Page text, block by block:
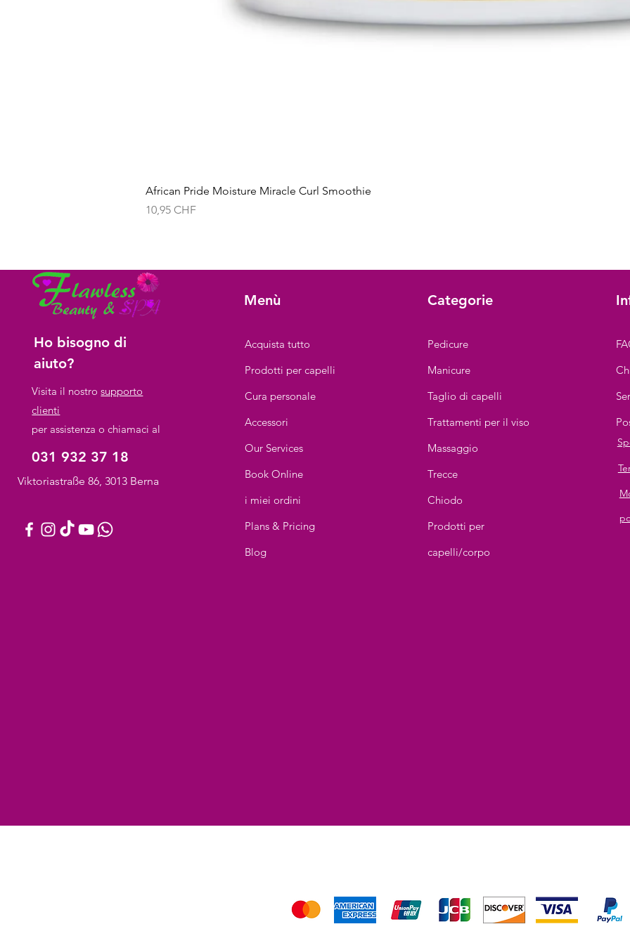
African Pride Moisture Miracle Curl Smoothie
Prezzo
10,95 CHF
Ho bisogno di
aiuto?
Visita il nostrosupporto
clienti
per assistenza o chiamaci al
031 932 37 18
Viktoriastraße 86, 3013 Berna
Menù
Acquista tutto
Prodotti per capelli
Cura personale
Accessori
Our Services
Book Online
i miei ordini
Plans & Pricing
Blog
Categorie
Pedicure
Manicure
Taglio di capelli
Trattamenti per il viso
Massaggio
Trecce
Chiodo
Prodotti per
capelli/corpo